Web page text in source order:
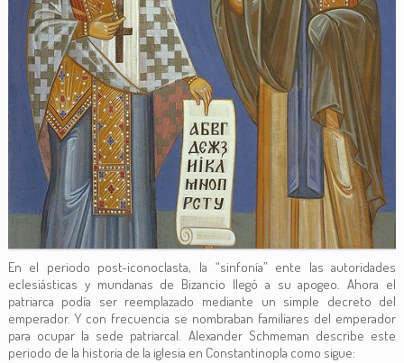
En el periodo post-iconoclasta, la “sinfonía” ente las autoridades
eclesiásticas y mundanas de Bizancio llegó a su apogeo. Ahora el
patriarca podía ser reemplazado mediante un simple decreto del
emperador. Y con frecuencia se nombraban familiares del emperador
para ocupar la sede patriarcal. Alexander Schmeman describe este
periodo de la historia de la iglesia en Constantinopla como sigue: